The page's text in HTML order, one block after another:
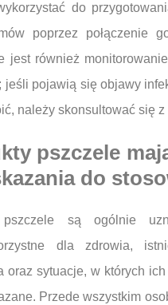
do
poprzez połączenie
jest również
jeśli pojawią się objawy
należy skonsultować się z
pszczele
do
są ogólnie
dla zdrowia,
oraz sytuacje, w których
Przede wszystkim